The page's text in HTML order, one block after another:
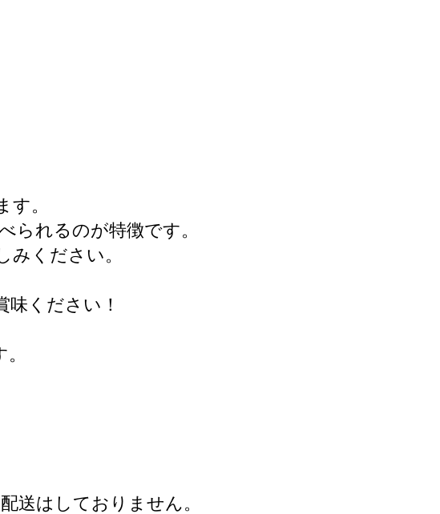
。
られるのが特徴です。
ください。
ください！
送はしておりません。